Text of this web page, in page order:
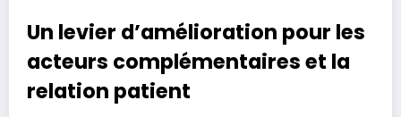
Un levier d’amélioration pour les
acteurs complémentaires et la
relation patient